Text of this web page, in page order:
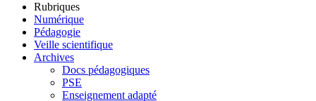
Rubriques
Numérique
Pédagogie
Veille scientifique
Archives
Docs pédagogiques
PSE
Enseignement adapté